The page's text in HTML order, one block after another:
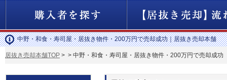
中野・和食・寿司屋・居抜き物件・200万円で売却成功｜居抜き売却本舗
居抜き売却本舗TOP > > 中野・和食・寿司屋・居抜き物件・200万円で売却成功